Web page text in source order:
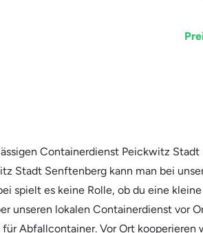
Containerdienst Peickwitz
Stadt Senftenberg kann man bei
spielt es keine Rolle, ob du eine
unseren lokalen Containerdienst vor
Abfallcontainer. Vor Ort